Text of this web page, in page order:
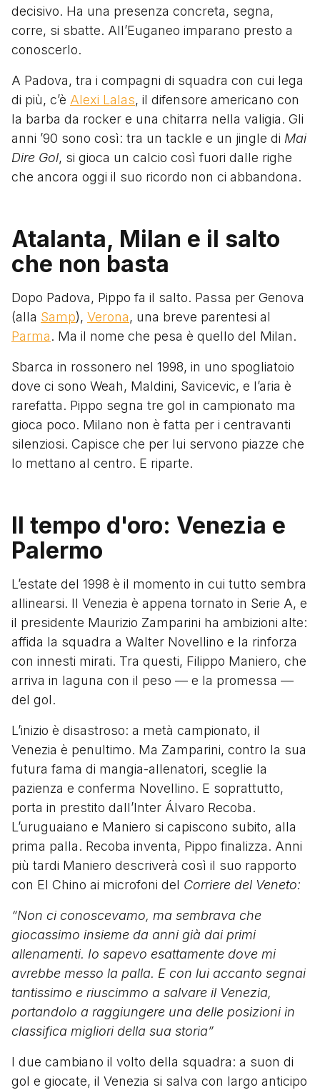
decisivo. Ha una presenza concreta, segna,
corre, si sbatte. All’Euganeo imparano presto a
conoscerlo.
A Padova, tra i compagni di squadra con cui lega
di più, c’è Alexi Lalas, il difensore americano con
la barba da rocker e una chitarra nella valigia. Gli
anni ’90 sono così: tra un tackle e un jingle di Mai
Dire Gol, si gioca un calcio così fuori dalle righe
che ancora oggi il suo ricordo non ci abbandona.
Atalanta, Milan e il salto
che non basta
Dopo Padova, Pippo fa il salto. Passa per Genova
(alla Samp), Verona, una breve parentesi al
Parma. Ma il nome che pesa è quello del Milan.
Sbarca in rossonero nel 1998, in uno spogliatoio
dove ci sono Weah, Maldini, Savicevic, e l’aria è
rarefatta. Pippo segna tre gol in campionato ma
gioca poco. Milano non è fatta per i centravanti
silenziosi. Capisce che per lui servono piazze che
lo mettano al centro. E riparte.
Il tempo d'oro: Venezia e
Palermo
L’estate del 1998 è il momento in cui tutto sembra
allinearsi. Il Venezia è appena tornato in Serie A, e
il presidente Maurizio Zamparini ha ambizioni alte:
affida la squadra a Walter Novellino e la rinforza
con innesti mirati. Tra questi, Filippo Maniero, che
arriva in laguna con il peso — e la promessa —
del gol.
L’inizio è disastroso: a metà campionato, il
Venezia è penultimo. Ma Zamparini, contro la sua
futura fama di mangia-allenatori, sceglie la
pazienza e conferma Novellino. E soprattutto,
porta in prestito dall’Inter Álvaro Recoba.
L’uruguaiano e Maniero si capiscono subito, alla
prima palla. Recoba inventa, Pippo finalizza. Anni
più tardi Maniero descriverà così il suo rapporto
con El Chino ai microfoni del Corriere del Veneto:
“Non ci conoscevamo, ma sembrava che
giocassimo insieme da anni già dai primi
allenamenti. Io sapevo esattamente dove mi
avrebbe messo la palla. E con lui accanto segnai
tantissimo e riuscimmo a salvare il Venezia,
portandolo a raggiungere una delle posizioni in
classifica migliori della sua storia”
I due cambiano il volto della squadra: a suon di
gol e giocate, il Venezia si salva con largo anticipo